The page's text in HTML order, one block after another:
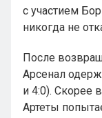
с участием
никогда не
После
Арсенал
и 4:0). Скорее
Артеты